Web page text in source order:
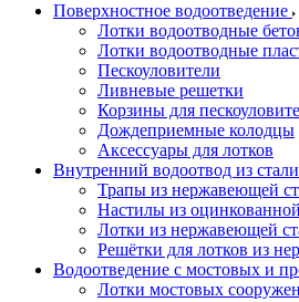
Поверхностное водоотведение
Лотки водоотводные
Лотки водоотводные
Пескоуловители
Ливневые решетки
Корзины для
Дождеприемные колодцы
Аксессуары для лотков
Внутренний водоотвод из стали
Трапы из нержавеющей
Настилы из
Лотки из нержавеющей
Решётки для лотков из
Водоотведение с мостовых и
Лотки мостовых